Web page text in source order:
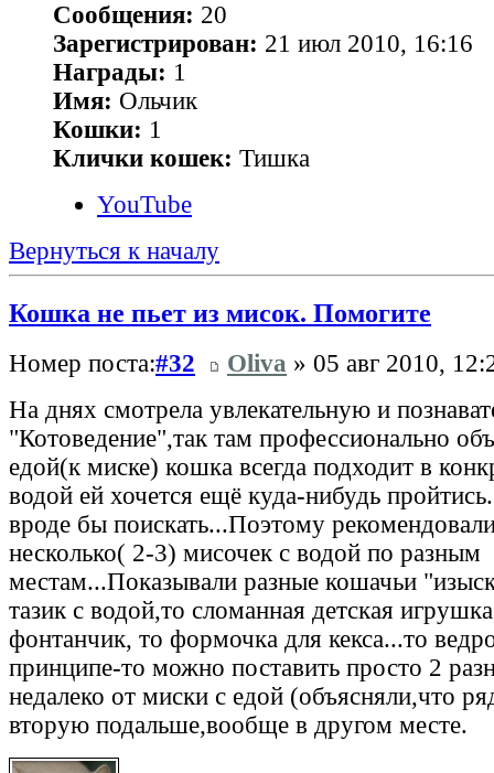
Сообщения: 20
Зарегистрирован: 21 июл 2010, 16:16
Награды: 1
Имя: Ольчик
Кошки: 1
Клички кошек: Тишка
YouTube
Вернуться к началу
Кошка не пьет из мисок. Помогите
Номер поста:#32 Oliva » 05 авг 2010,
На днях смотрела увлекательную и
"Котоведение",так там профессионально
едой(к миске) кошка всегда подходит в
водой ей хочется ещё куда-нибудь
вроде бы поискать...Поэтому
несколько( 2-3) мисочек с водой по разным
местам...Показывали разные кошачьи
тазик с водой,то сломанная детская
фонтанчик, то формочка для кекса...то
принципе-то можно поставить просто 2
недалеко от миски с едой (объясняли,что
вторую подальше,вообще в другом месте.